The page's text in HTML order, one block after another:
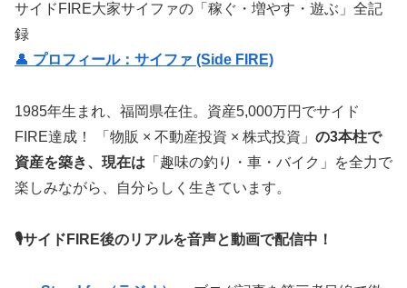
サイドFIRE大家サイファの「稼ぐ・増やす・遊ぶ」全記
録
👤 プロフィール：サイファ (Side FIRE)
1985年生まれ、福岡県在住。資産5,000万円でサイド
FIRE達成！ 「物販 × 不動産投資 × 株式投資」 の3本柱で
資産を築き、現在は 「趣味の釣り・車・バイク」を全力で
楽しみながら、自分らしく生きています。
🎙サイドFIRE後のリアルを音声と動画で配信中！